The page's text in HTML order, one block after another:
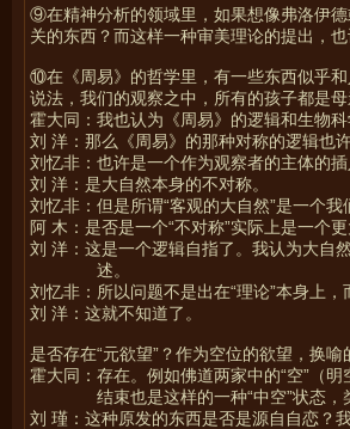
⑨在精神分析的领域里，如果想像弗洛伊
关的东西？而这样一种审美理论的提出，
⑩在《周易》的哲学里，有一些东西似乎
说法，我们的观察之中，所有的孩子都是
霍大同：我也认为《周易》的逻辑和生物
刘 洋：那么《周易》的那种对称的逻辑也
刘忆非：也许是一个作为观察者的主体的
刘 洋：是大自然本身的不对称。
刘忆非：但是所谓“客观的大自然”是一个我
阿 木：是否是一个“不对称”实际上是一个
刘 洋：这是一个逻辑自指了。我认为大自
述。
刘忆非：所以问题不是出在“理论”本身上，
刘 洋：这就不知道了。
是否存在“元欲望”？作为空位的欲望，换
霍大同：存在。例如佛道两家中的“空”（
结束也是这样的一种“中空”状态
刘 瑾：这种原发的东西是否是源自自恋？